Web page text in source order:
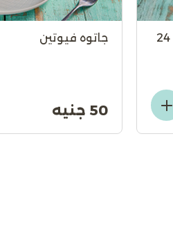
جاتوه فيوتين
50 جنيه